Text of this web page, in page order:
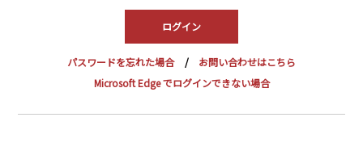
English Website
瑞姆亜太能源諮問(北京)
パスワードを忘れた場合
お問い合わせはこちら
Microsoft Edge でログインできない場合